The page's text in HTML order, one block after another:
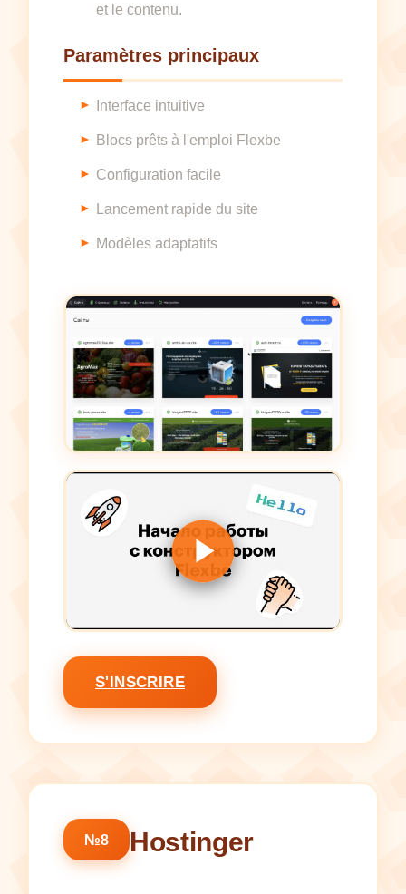
et le contenu.
Paramètres principaux
Interface intuitive
Blocs prêts à l'emploi Flexbe
Configuration facile
Lancement rapide du site
Modèles adaptatifs
S'INSCRIRE
№8 Hostinger